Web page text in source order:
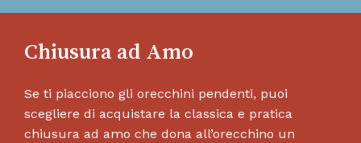
Chiusura ad Amo
Se ti piacciono gli orecchini pendenti, puoi
scegliere di acquistare la classica e pratica
chiusura ad amo che dona all’orecchino un